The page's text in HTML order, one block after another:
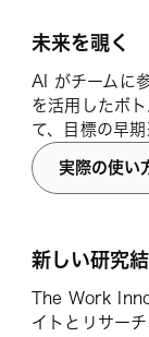
未来を覗く
AI がチームに
を活用したボ
て、目標の早
実際の使い
新しい研究
The Work
イトとリサー